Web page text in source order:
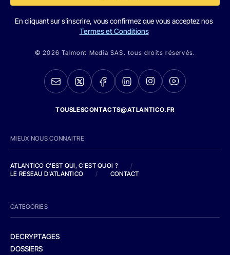
En cliquant sur s'inscrire, vous confirmez que vous acceptez nos
Termes et Conditions
© 2026 Talmont Media SAS. tous droits réservés.
TOUSLESCONTACTS@ATLANTICO.FR
MIEUX NOUS CONNAITRE
ATLANTICO C'EST QUI, C'EST QUOI ?
/
LE RESEAU D'ATLANTICO
/ CONTACT
CATEGORIES
DECRYPTAGES
DOSSIERS